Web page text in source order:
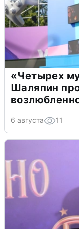
«Четырех
Шаляпин
6 августа 11